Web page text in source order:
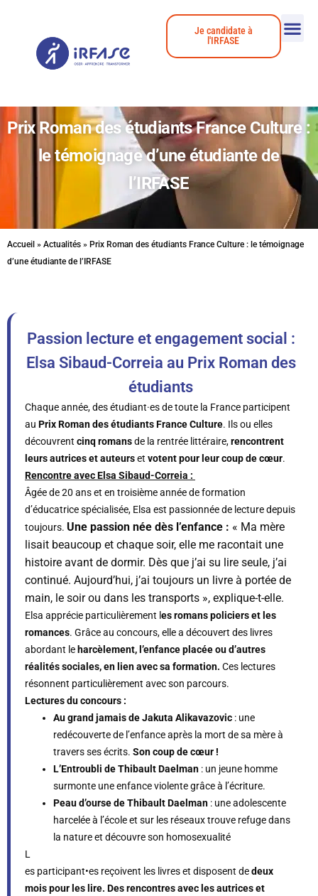
Je candidate à
l'IRFASE
Prix Roman des étudiants France Culture :
le témoignage d’une étudiante de
l’IRFASE
Accueil » Actualités » Prix Roman des étudiants France Culture : le témoignage
d’une étudiante de l’IRFASE
Passion lecture et engagement social :
Elsa Sibaud-Correia au Prix Roman des
étudiants
Chaque année, des étudiant·es de toute la France participent
au Prix Roman des étudiants France Culture. Ils ou elles
découvrent cinq romansde la rentrée littéraire,rencontrent
leurs autrices et auteurset votent pour leur coup de cœur.
Rencontre avec Elsa Sibaud-Correia :
Âgée de 20 ans et en troisième année de formation
d’éducatrice spécialisée, Elsa est passionnée de lecture depuis
toujours. Une passion née dès l’enfance : « Ma mère
lisait beaucoup et chaque soir, elle me racontait une
histoire avant de dormir. Dès que j’ai su lire seule, j’ai
continué. Aujourd’hui, j’ai toujours un livre à portée de
main, le soir ou dans les transports », explique-t-elle.
Elsa apprécie particulièrement l es romans policiers et les
romances. Grâce au concours, elle a découvert des livres
abordant le harcèlement, l’enfance placée ou d’autres
réalités sociales, en lien avec sa formation. Ces lectures
résonnent particulièrement avec son parcours.
Lectures du concours :
Au grand jamais de Jakuta Alikavazovic : une
redécouverte de l’enfance après la mort de sa mère à
travers ses écrits. Son coup de cœur !
L’Entroubli de Thibault Daelman : un jeune homme
surmonte une enfance violente grâce à l’écriture.
Peau d’ourse de Thibault Daelman : une adolescente
harcelée à l’école et sur les réseaux trouve refuge dans
la nature et découvre son homosexualité
L
es participant•es reçoivent les livres et disposent dedeux
mois pour les lire. Des rencontres avec les autrices et